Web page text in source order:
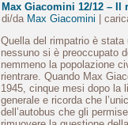
Max Giacomini 12/12 – Il
di/da Max Giacomini |
Quella del rimpatrio è stata
nessuno si è preoccupato
nemmeno la popolazione
rientrare. Quando Max
1945, cinque mesi dopo la
generale e ricorda che
dell’autobus che gli